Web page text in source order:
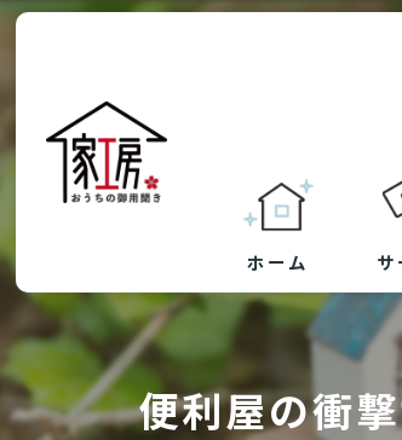
ホーム サ
草刈
剪定
便利屋の衝